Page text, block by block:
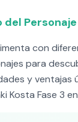
del Personaje
con
para
y ventajas
Kosta Fase 3